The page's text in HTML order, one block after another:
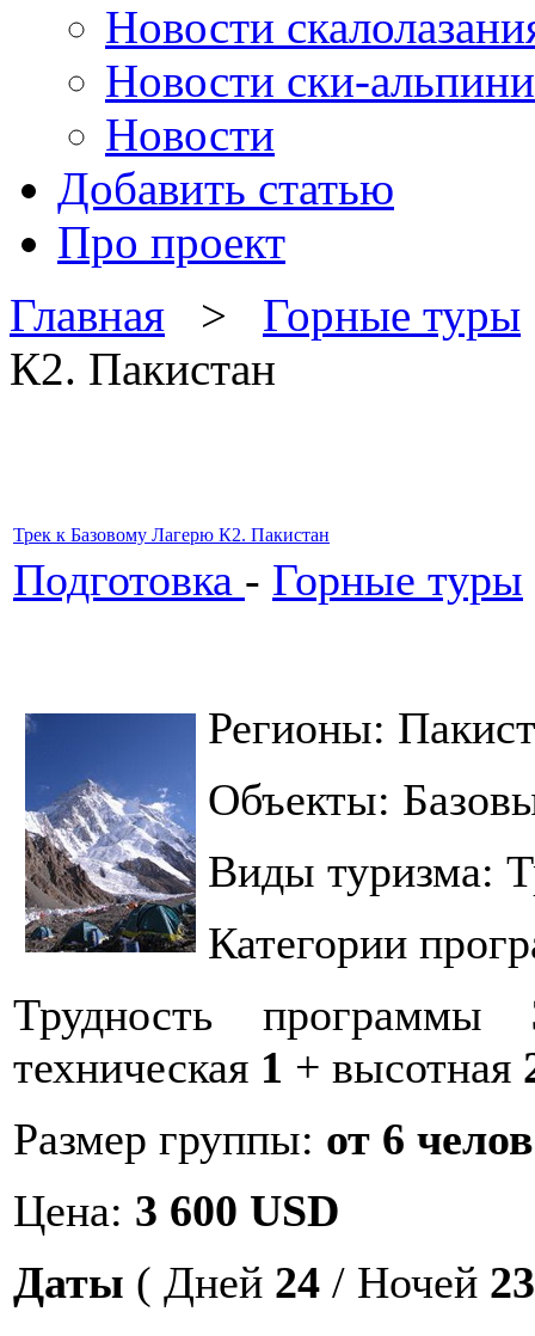
Новости
Новости ски-
Новости
Добавить статью
Про проект
Главная > Горные туры
К2. Пакистан
Трек к Базовому Лагерю К2. Пакистан
Подготовка - Горные туры
Регионы:
Объекты:
Виды туризма:
Категории
Трудность программы
техническая 1 + высотная
Размер группы: от 6
Цена: 3 600 USD
Даты ( Дней 24 / Ночей 23